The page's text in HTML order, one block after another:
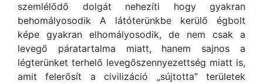
szemlélődő dolgát nehezíti hogy gyakran
behomályosodik A látóterünkbe kerülő égbolt
képe gyakran elhomályosodik, de nem csak a
levegő páratartalma miatt, hanem sajnos a
légterünket terhelő levegőszennyezettség miatt is,
amit felerősít a civilizáció „sújtotta” területek